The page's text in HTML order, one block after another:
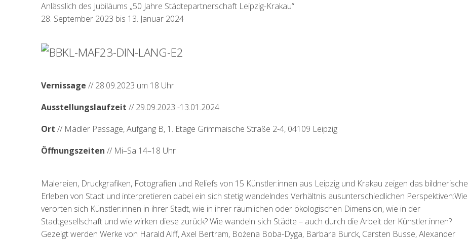
Anlässlich des Jubiläums „50 Jahre Städtepartnerschaft Leipzig-Krakau“
28. September 2023 bis 13. Januar 2024
Vernissage // 28.09.2023 um 18 Uhr
Ausstellungslaufzeit // 29.09.2023 -13.01.2024
Ort // Mädler Passage, Aufgang B, 1. Etage Grimmaische Straße 2-4, 04109 Leipzig
Öffnungszeiten // Mi–Sa 14–18 Uhr
Malereien, Druckgrafiken, Fotografien und Reliefs von 15 Künstler:innen aus Leipzig und Krakau zeigen das bildnerische
Erleben von Stadt und interpretieren dabei ein sich stetig wandelndes Verhältnis ausunterschiedlichen Perspektiven:Wie
verorten sich Künstler:innen in ihrer Stadt, wie in ihrer räumlichen oder ökologischen Dimension, wie in der
Stadtgesellschaft und wie wirken diese zurück? Wie wandeln sich Städte – auch durch die Arbeit der Künstler:innen?
Gezeigt werden Werke von Harald Alff, Axel Bertram, Bożena Boba-Dyga, Barbara Burck, Carsten Busse, Alexander